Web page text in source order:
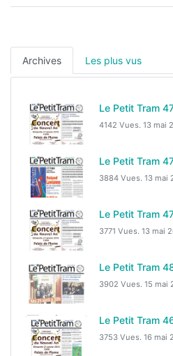
Archives Les plus vus
Le Petit Tram
4142 Vues. 13 mai
Le Petit Tram
3884 Vues. 13 mai
Le Petit Tram
3771 Vues. 13 mai
Le Petit Tram
3902 Vues. 15 mai
Le Petit Tram
3753 Vues. 16 mai